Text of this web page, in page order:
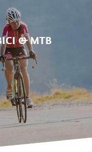
& MTB